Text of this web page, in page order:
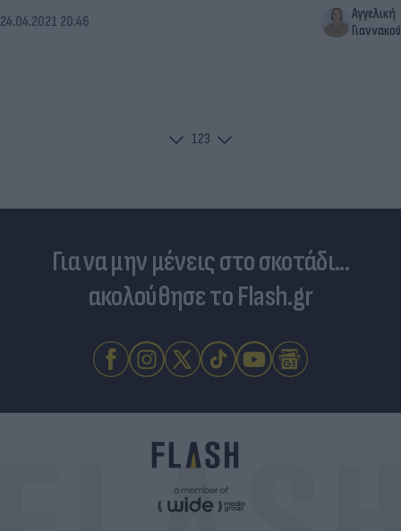
24.04.2021 20:46
Αγγελική
Γιαννακού
123
Για να μην μένεις στο σκοτάδι...
ακολούθησε το Flash.gr